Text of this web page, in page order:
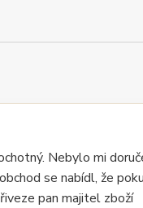
Nebylo mi
se nabídl, že
pan majitel zboží